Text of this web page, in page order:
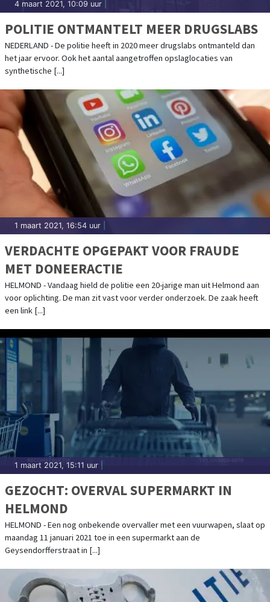
4 maart 2021, 10:09 uur
POLITIE ONTMANTELT MEER DRUGSLABS
NEDERLAND - De politie heeft in 2020 meer drugslabs ontmanteld dan
het jaar ervoor. Ook het aantal aangetroffen opslaglocaties van
synthetische [...]
1 maart 2021, 16:54 uur
VERDACHTE OPGEPAKT VOOR FRAUDE
MET DONEERACTIE
HELMOND - Vandaag hield de politie een 20-jarige man uit Helmond aan
voor oplichting. De man zit vast voor verder onderzoek. De zaak heeft
een link [...]
1 maart 2021, 15:11 uur
GEZOCHT: OVERVAL SUPERMARKT IN
HELMOND
HELMOND - Een nog onbekende overvaller met een vuurwapen, slaat op
maandag 11 januari 2021 toe in een supermarkt aan de
Geysendorfferstraat in [...]